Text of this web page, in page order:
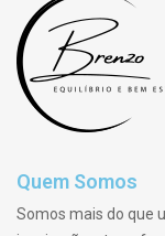
Quem Somos
Somos mais do que